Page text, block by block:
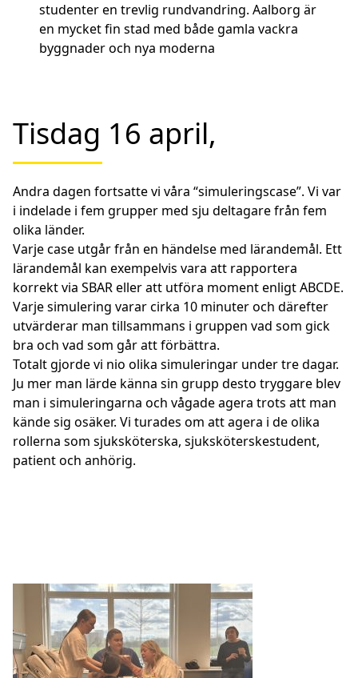
studenter en trevlig rundvandring. Aalborg är
en mycket fin stad med både gamla vackra
byggnader och nya moderna
Tisdag 16 april,
Andra dagen fortsatte vi våra “simuleringscase”. Vi var
i indelade i fem grupper med sju deltagare från fem
olika länder.
Varje case utgår från en händelse med lärandemål. Ett
lärandemål kan exempelvis vara att rapportera
korrekt via SBAR eller att utföra moment enligt ABCDE.
Varje simulering varar cirka 10 minuter och därefter
utvärderar man tillsammans i gruppen vad som gick
bra och vad som går att förbättra.
Totalt gjorde vi nio olika simuleringar under tre dagar.
Ju mer man lärde känna sin grupp desto tryggare blev
man i simuleringarna och vågade agera trots att man
kände sig osäker. Vi turades om att agera i de olika
rollerna som sjuksköterska, sjuksköterskestudent,
patient och anhörig.